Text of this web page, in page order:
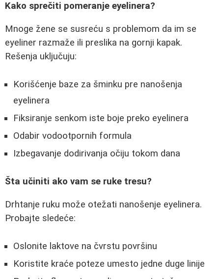
Kako sprečiti pomeranje eyelinera?
Mnoge žene se susreću s problemom da im se
eyeliner razmaže ili preslika na gornji kapak.
Rešenja uključuju:
Korišćenje baze za šminku pre nanošenja
eyelinera
Fiksiranje senkom iste boje preko eyelinera
Odabir vodootpornih formula
Izbegavanje dodirivanja očiju tokom dana
Šta učiniti ako vam se ruke tresu?
Drhtanje ruku može otežati nanošenje eyelinera.
Probajte sledeće:
Oslonite laktove na čvrstu površinu
Koristite kraće poteze umesto jedne duge linije